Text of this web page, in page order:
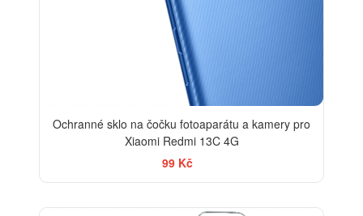
Ochranné sklo na čočku fotoaparátu a kamery pro
Xiaomi Redmi 13C 4G
99 Kč